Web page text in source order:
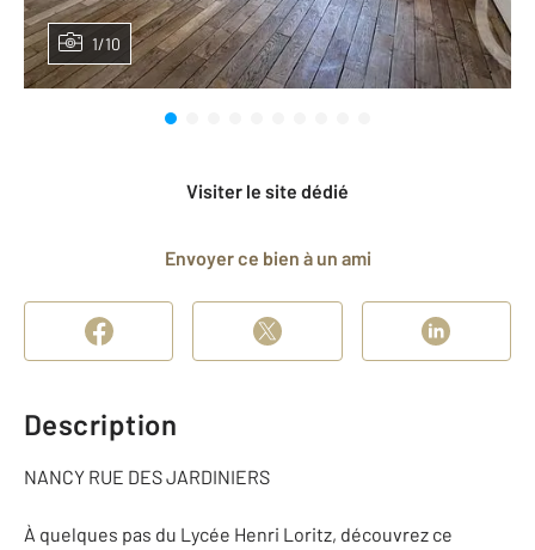
1/10
Visiter le site dédié
Envoyer ce bien à un ami
Description
NANCY RUE DES JARDINIERS
À quelques pas du Lycée Henri Loritz, découvrez ce